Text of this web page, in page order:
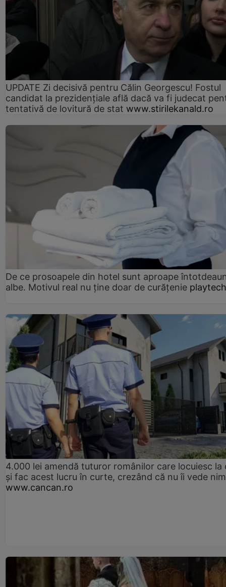
UPDATE Zi decisivă pentru Călin Georgescu! Fostul
candidat la prezidențiale află dacă va fi judecat
tentativă de lovitură de stat www.stirilekanald.ro
De ce prosoapele din hotel sunt aproape
albe. Motivul real nu ține doar de curățenie
4.000 lei amendă tuturor românilor care locuiesc la
și fac acest lucru în curte, crezând că nu îi vede
www.cancan.ro